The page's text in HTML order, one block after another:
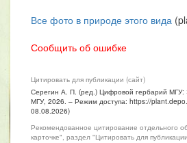
Все фото в природе этого вида
Сообщить об ошибке
Цитировать для публикации (сайт)
Серегин А. П. (ред.) Цифровой гербарий МГУ:
МГУ, 2026. – Режим доступа: https://
08.08.2026)
Рекомендованное цитирование отдельного
карточке", раздел "Цитировать для